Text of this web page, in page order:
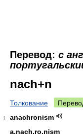
Перевод: с
nach+n
Толкование
1
anachronism
a.nach.ro.nism